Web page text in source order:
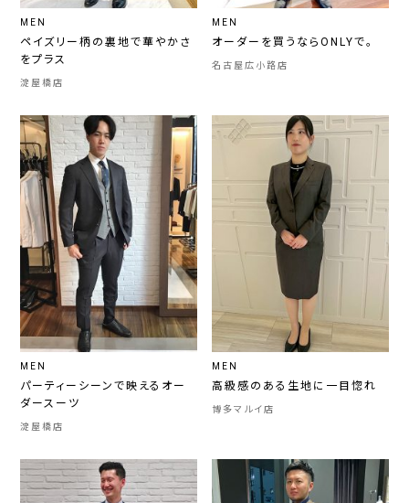
MEN
ペイズリー柄の裏地で華やかさ
をプラス
淀屋橋店
MEN
オーダーを買うならONLYで。
名古屋広小路店
MEN
パーティーシーンで映えるオー
ダースーツ
淀屋橋店
MEN
高級感のある生地に一目惚れ
博多マルイ店